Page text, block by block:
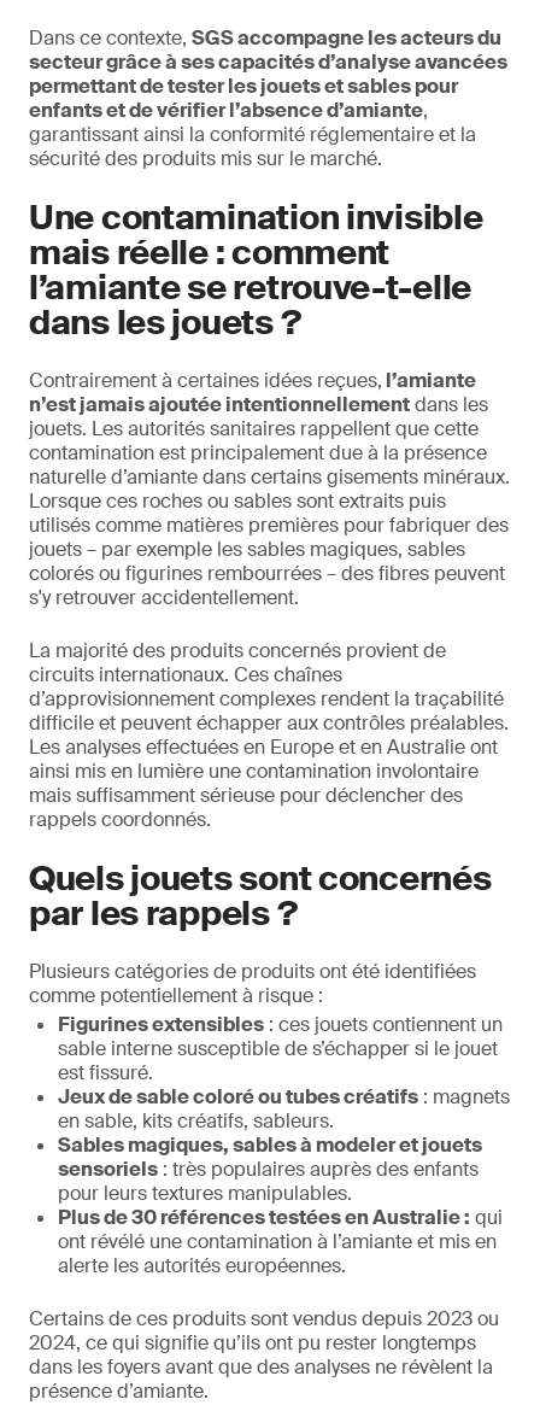
Dans ce contexte, SGS accompagne les acteurs du
secteur grâce à ses capacités d’analyse avancées
permettant de tester les jouets et sables pour
enfants et de vérifier l’absence d’amiante,
garantissant ainsi la conformité réglementaire et la
sécurité des produits mis sur le marché.
Une contamination invisible
mais réelle : comment
l’amiante se retrouve-t-elle
dans les jouets ?
Contrairement à certaines idées reçues, l’amiante
n’est jamais ajoutée intentionnellementdans les
jouets. Les autorités sanitaires rappellent que cette
contamination est principalement due à la présence
naturelle d’amiante dans certains gisements minéraux.
Lorsque ces roches ou sables sont extraits puis
utilisés comme matières premières pour fabriquer des
jouets – par exemple les sables magiques, sables
colorés ou figurines rembourrées – des fibres peuvent
s'y retrouver accidentellement.
La majorité des produits concernés provient de
circuits internationaux. Ces chaînes
d’approvisionnement complexes rendent la traçabilité
difficile et peuvent échapper aux contrôles préalables.
Les analyses effectuées en Europe et en Australie ont
ainsi mis en lumière une contamination involontaire
mais suffisamment sérieuse pour déclencher des
rappels coordonnés.
Quels jouets sont concernés
par les rappels ?
Plusieurs catégories de produits ont été identifiées
comme potentiellement à risque :
Figurines extensibles : ces jouets contiennent un
sable interne susceptible de s’échapper si le jouet
est fissuré.
Jeux de sable coloré ou tubes créatifs : magnets
en sable, kits créatifs, sableurs.
Sables magiques, sables à modeler et jouets
sensoriels : très populaires auprès des enfants
pour leurs textures manipulables.
Plus de 30 références testées en Australie : qui
ont révélé une contamination à l’amiante et mis en
alerte les autorités européennes.
Certains de ces produits sont vendus depuis 2023 ou
2024, ce qui signifie qu’ils ont pu rester longtemps
dans les foyers avant que des analyses ne révèlent la
présence d’amiante.